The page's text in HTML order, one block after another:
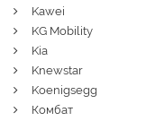
Kawei
KG Mobility
Kia
Knewstar
Koenigsegg
Комбат